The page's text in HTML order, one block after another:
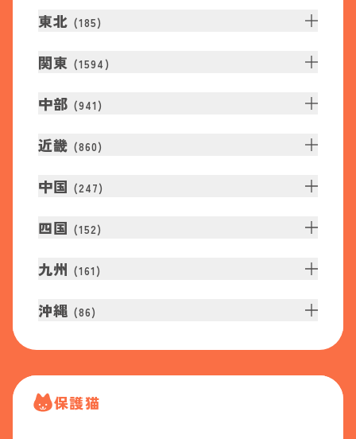
東北 (185)
関東 (1594 )
中部 (941 )
近畿 (860)
中国 (247)
四国 (152)
九州 (161 )
沖縄 (86)
保護猫